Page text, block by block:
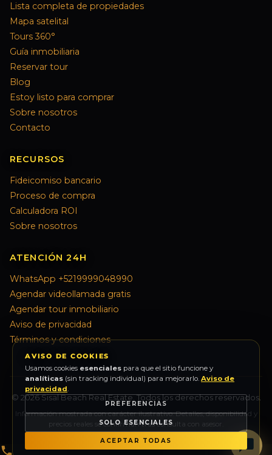
Lista completa de propiedades
Mapa satelital
Tours 360°
Guía inmobiliaria
Reservar tour
Blog
Estoy listo para comprar
Sobre nosotros
Contacto
RECURSOS
Fideicomiso bancario
Proceso de compra
Calculadora ROI
Sobre nosotros
ATENCIÓN 24H
WhatsApp +5219999048990
Agendar videollamada gratis
Agendar tour inmobiliario
Aviso de privacidad
Términos y condiciones
© 2026 Sisal Beach Real Estate. Todos los derechos reservados.
Información mostrada con carácter ilustrativo. Detalles, disponibilidad y
precios reales se confirman tras consulta con asesor.
AVISO DE COOKIES
Usamos cookies esenciales para que el sitio funcione y
analíticas (sin tracking individual) para mejorarlo. Aviso de
privacidad.
PREFERENCIAS
SOLO ESENCIALES
ACEPTAR TODAS